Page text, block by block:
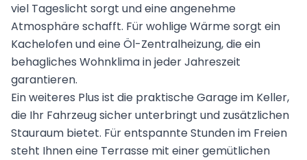
viel Tageslicht sorgt und eine angenehme
Atmosphäre schafft. Für wohlige Wärme sorgt ein
Kachelofen und eine Öl-Zentralheizung, die ein
behagliches Wohnklima in jeder Jahreszeit
garantieren.
Ein weiteres Plus ist die praktische Garage im Keller,
die Ihr Fahrzeug sicher unterbringt und zusätzlichen
Stauraum bietet. Für entspannte Stunden im Freien
steht Ihnen eine Terrasse mit einer gemütlichen